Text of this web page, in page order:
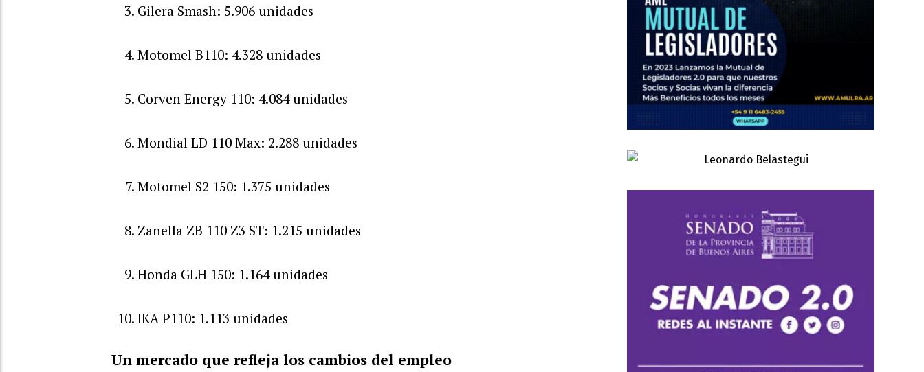
Gilera Smash: 5.906 unidades
Motomel B110: 4.328 unidades
Corven Energy 110: 4.084 unidades
Mondial LD 110 Max: 2.288 unidades
Motomel S2 150: 1.375 unidades
Zanella ZB 110 Z3 ST: 1.215 unidades
Honda GLH 150: 1.164 unidades
IKA P110: 1.113 unidades
Un mercado que refleja los cambios del empleo